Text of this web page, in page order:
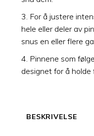
BESKRIVELSE
3. For å justere
hele eller deler av
snus en eller flere
4. Pinnene som
designet for å